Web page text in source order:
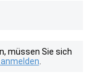
müssen Sie sich